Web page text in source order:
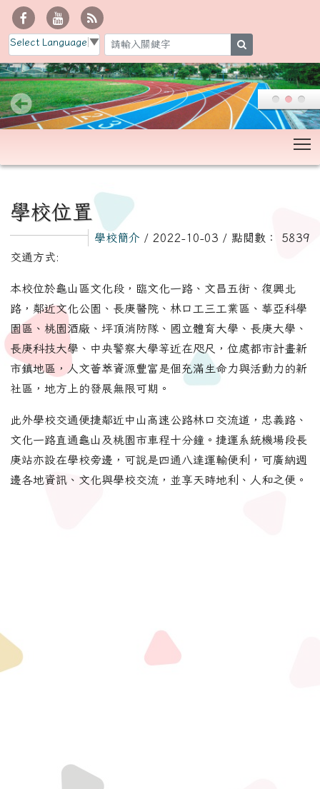
Select Language ▼
學校位置
學校簡介 / 2022-10-03 / 點閱數： 5839
交通方式:
本校位於龜山區文化段，臨文化一路、文昌五街、復興北
路，鄰近文化公園、長庚醫院、林口工三工業區、華亞科學
園區、桃園酒廠、坪頂消防隊、國立體育大學、長庚大學、
長庚科技大學、中央警察大學等近在咫尺，位處都市計畫新
市鎮地區，人文薈萃資源豐富是個充滿生命力與活動力的新
社區，地方上的發展無限可期。
此外學校交通便捷鄰近中山高速公路林口交流道，忠義路、
文化一路直通龜山及桃園市車程十分鐘。捷運系統機場段長
庚站亦設在學校旁邊，可說是四通八達運輸便利，可廣納週
邊各地資訊、文化與學校交流，並享天時地利、人和之便。